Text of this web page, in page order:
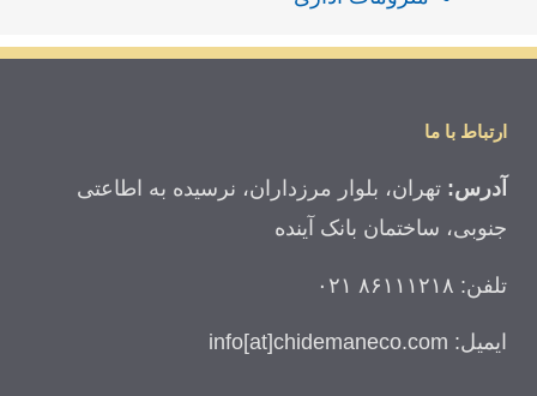
ارتباط با ما
آدرس: تهران، بلوار مرزداران، نرسیده به اطاعتی
جنوبی، ساختمان بانک آینده
تلفن: ۸۶۱۱۱۲۱۸ ۰۲۱
ایمیل: info[at]chidemaneco.com